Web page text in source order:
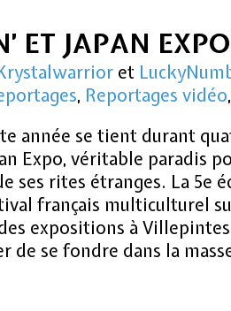
ET JAPAN
et
, Reportages vidéo
année se tient durant
Expo, véritable paradis
ses rites étranges. La 5e
français multiculturel
expositions à
de se fondre dans la